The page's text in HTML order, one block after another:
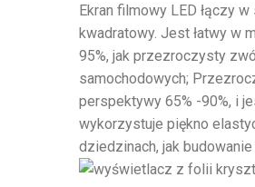
Ekran filmowy LED łączy
kwadratowy. Jest łatwy w
95%, jak przezroczysty
samochodowych;
perspektywy 65% -90%, i
wykorzystuje piękno
dziedzinach, jak